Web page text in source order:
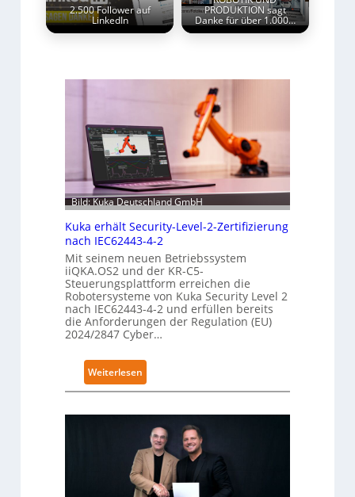
2.500 Follower auf
LinkedIn
PRODUKTION sagt
Danke für über 1.000…
Bild: Kuka Deutschland GmbH
Kuka erhält Security-Level-2-Zertifizierung
nach IEC62443-4-2
Mit seinem neuen Betriebssystem
iiQKA.OS2 und der KR-C5-
Steuerungsplattform erreichen die
Robotersysteme von Kuka Security Level 2
nach IEC62443-4-2 und erfüllen bereits
die Anforderungen der Regulation (EU)
2024/2847 Cyber…
Weiterlesen
K
e
r
h